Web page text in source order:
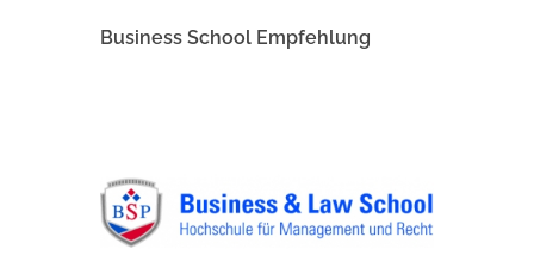
Business School Empfehlung